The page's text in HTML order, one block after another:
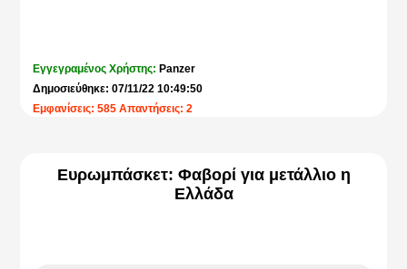
Εγγεγραμένος Χρήστης: Panzer
Δημοσιεύθηκε: 07/11/22 10:49:50
Εμφανίσεις: 585 Απαντήσεις: 2
Ευρωμπάσκετ: Φαβορί για μετάλλιο η
Ελλάδα